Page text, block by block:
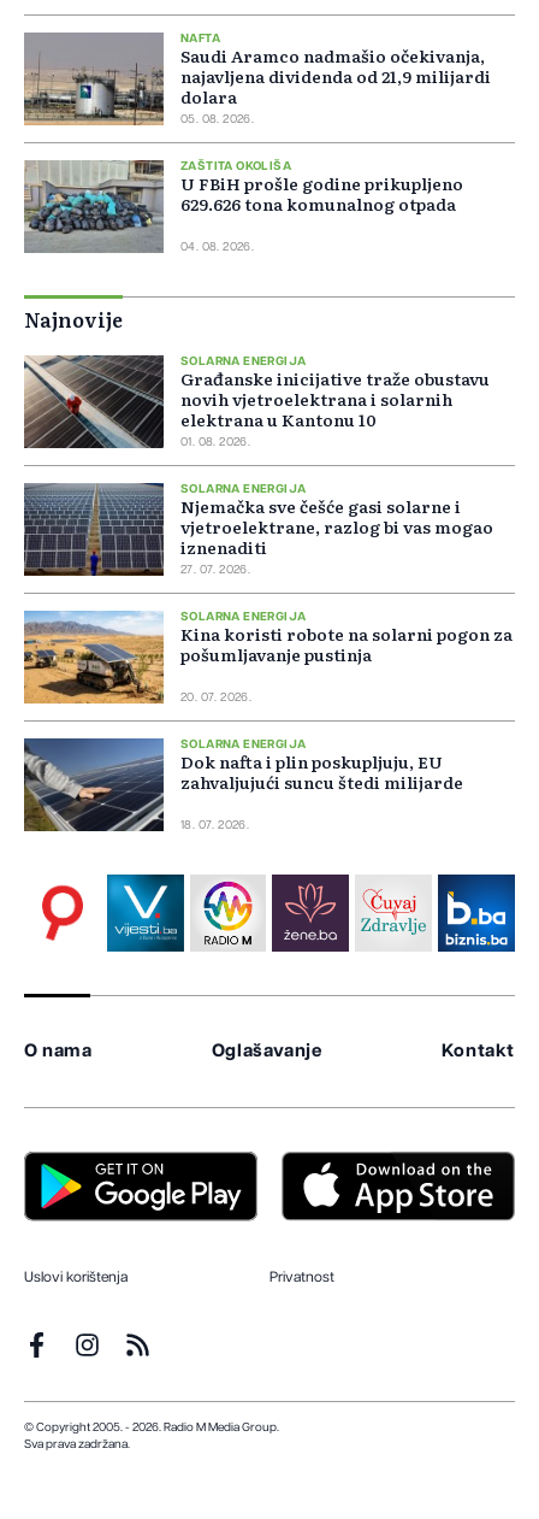
NAFTA
Saudi Aramco nadmašio očekivanja,
najavljena dividenda od 21,9 milijardi
dolara
05. 08. 2026.
ZAŠTITA OKOLIŠA
U FBiH prošle godine prikupljeno
629.626 tona komunalnog otpada
04. 08. 2026.
Najnovije
SOLARNA ENERGIJA
Građanske inicijative traže obustavu
novih vjetroelektrana i solarnih
elektrana u Kantonu 10
01. 08. 2026.
SOLARNA ENERGIJA
Njemačka sve češće gasi solarne i
vjetroelektrane, razlog bi vas mogao
iznenaditi
27. 07. 2026.
SOLARNA ENERGIJA
Kina koristi robote na solarni pogon za
pošumljavanje pustinja
20. 07. 2026.
SOLARNA ENERGIJA
Dok nafta i plin poskupljuju, EU
zahvaljujući suncu štedi milijarde
18. 07. 2026.
O nama Oglašavanje Kontakt
Uslovi korištenja Privatnost
© Copyright 2005. - 2026. Radio M Media Group.
Sva prava zadržana.